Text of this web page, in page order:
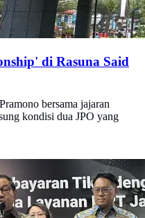
di Rasuna Said
bersama jajaran
kondisi dua JPO yang